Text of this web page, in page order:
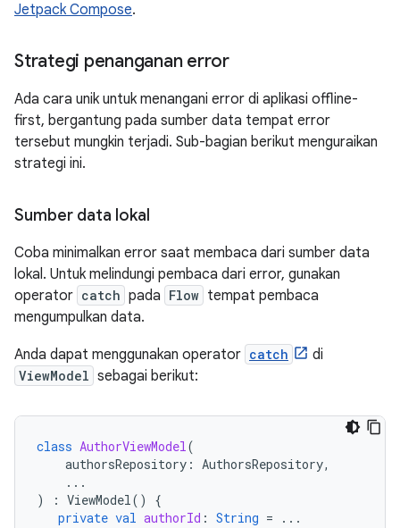
Jetpack Compose.
Strategi penanganan error
Ada cara unik untuk menangani error di aplikasi offline-
first, bergantung pada sumber data tempat error
tersebut mungkin terjadi. Sub-bagian berikut menguraikan
strategi ini.
Sumber data lokal
Coba minimalkan error saat membaca dari sumber data
lokal. Untuk melindungi pembaca dari error, gunakan
operator catch pada Flow tempat pembaca
mengumpulkan data.
Anda dapat menggunakan operator catch di
ViewModel sebagai berikut:
class AuthorViewModel(
authorsRepository : AuthorsRepository,
...
)
: ViewModel()
{
private val authorId : String = ...